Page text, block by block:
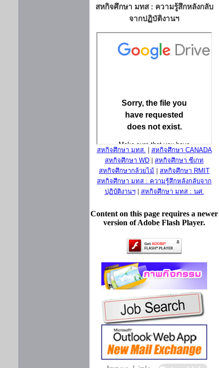
สหกิจศึกษา มทส : ความรู้สึกหลังกลับ
จากปฏิบัติงานฯ
สหกิจศึกษา มทส.
สหกิจศึกษา CANADA
สหกิจศึกษา WD
สหกิจศึกษา ซีเกท
สหกิจศึกษากล้วยไม้
สหกิจศึกษา RMIT
สหกิจศึกษา มทส : ความรู้สึกหลังกลับจาก
ปฏิบัติงานฯ| สหกิจศึกษา มทส : นศ.
Content on this page requires a newer
version of Adobe Flash Player.